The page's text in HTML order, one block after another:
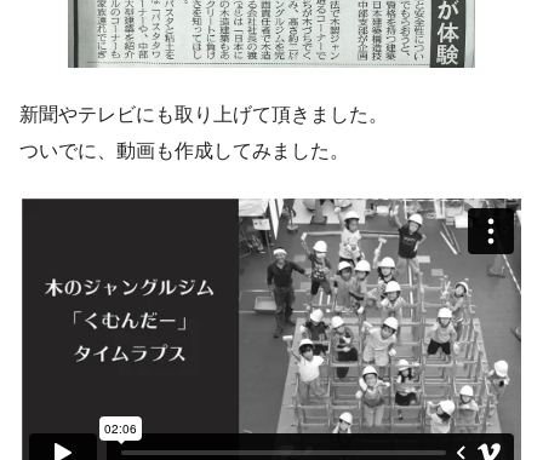
新聞やテレビにも取り上げて頂きました。
ついでに、動画も作成してみました。